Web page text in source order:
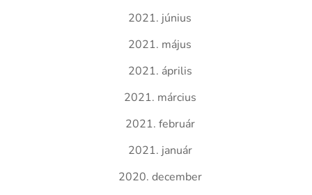
2021. június
2021. május
2021. április
2021. március
2021. február
2021. január
2020. december